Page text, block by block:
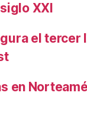
XXI
el tercer
en